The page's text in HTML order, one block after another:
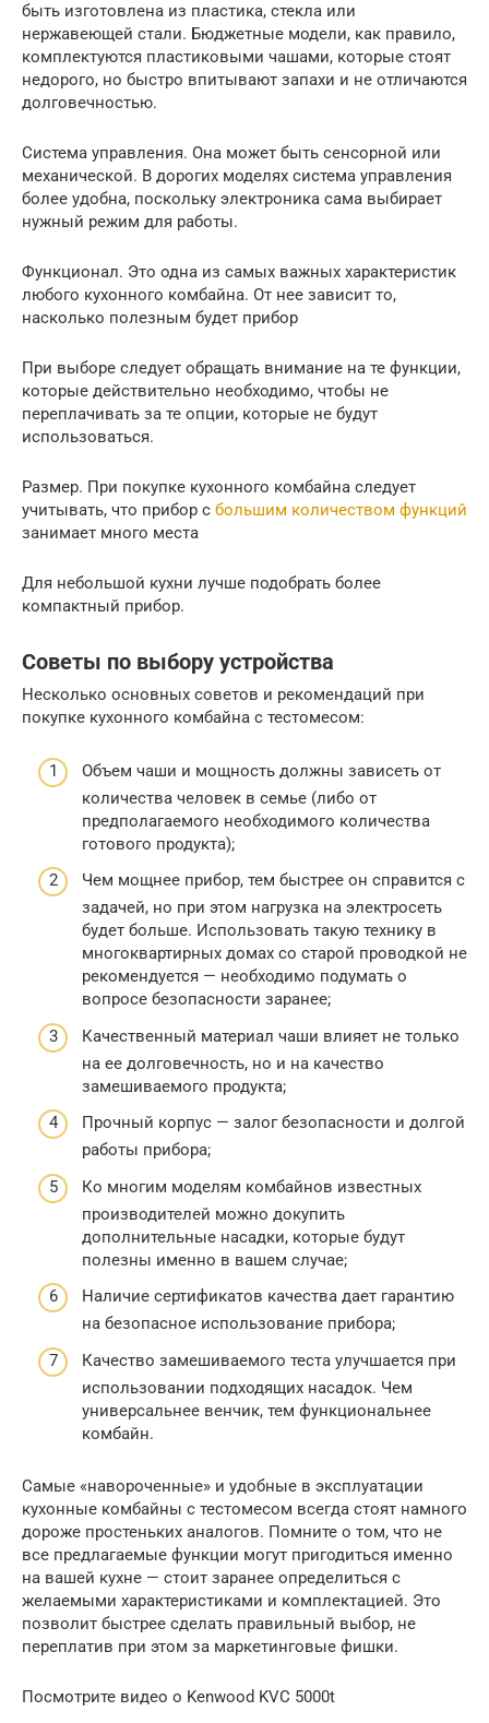
быть изготовлена из пластика, стекла или
нержавеющей стали. Бюджетные модели, как правило,
комплектуются пластиковыми чашами, которые стоят
недорого, но быстро впитывают запахи и не отличаются
долговечностью.
Система управления. Она может быть сенсорной или
механической. В дорогих моделях система управления
более удобна, поскольку электроника сама выбирает
нужный режим для работы.
Функционал. Это одна из самых важных характеристик
любого кухонного комбайна. От нее зависит то,
насколько полезным будет прибор
При выборе следует обращать внимание на те функции,
которые действительно необходимо, чтобы не
переплачивать за те опции, которые не будут
использоваться.
Размер. При покупке кухонного комбайна следует
учитывать, что прибор с большим количеством функций
занимает много места
Для небольшой кухни лучше подобрать более
компактный прибор.
Советы по выбору устройства
Несколько основных советов и рекомендаций при
покупке кухонного комбайна с тестомесом:
Объем чаши и мощность должны зависеть от
количества человек в семье (либо от
предполагаемого необходимого количества
готового продукта);
Чем мощнее прибор, тем быстрее он справится с
задачей, но при этом нагрузка на электросеть
будет больше. Использовать такую технику в
многоквартирных домах со старой проводкой не
рекомендуется — необходимо подумать о
вопросе безопасности заранее;
Качественный материал чаши влияет не только
на ее долговечность, но и на качество
замешиваемого продукта;
Прочный корпус — залог безопасности и долгой
работы прибора;
Ко многим моделям комбайнов известных
производителей можно докупить
дополнительные насадки, которые будут
полезны именно в вашем случае;
Наличие сертификатов качества дает гарантию
на безопасное использование прибора;
Качество замешиваемого теста улучшается при
использовании подходящих насадок. Чем
универсальнее венчик, тем функциональнее
комбайн.
Самые «навороченные» и удобные в эксплуатации
кухонные комбайны с тестомесом всегда стоят намного
дороже простеньких аналогов. Помните о том, что не
все предлагаемые функции могут пригодиться именно
на вашей кухне — стоит заранее определиться с
желаемыми характеристиками и комплектацией. Это
позволит быстрее сделать правильный выбор, не
переплатив при этом за маркетинговые фишки.
Посмотрите видео о Kenwood KVC 5000t